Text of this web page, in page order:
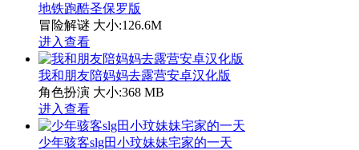
地铁跑酷圣保罗版
冒险解谜 大小:126.6M
进入查看
我和朋友陪妈妈去露营安卓汉化版
角色扮演 大小:368 MB
进入查看
少年骇客slg田小玟妹妹宅家的一天